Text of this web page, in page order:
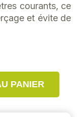
courants, ce
et évite de
PANIER